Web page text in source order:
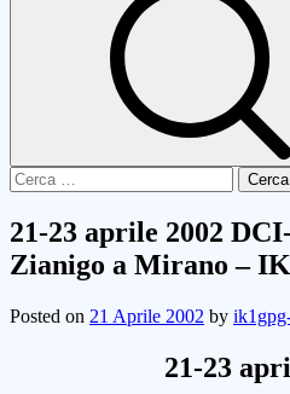
Ricerca
per:
21-23 aprile 2002
Zianigo a Mirano –
Posted on 21 Aprile 2002 by
21-23